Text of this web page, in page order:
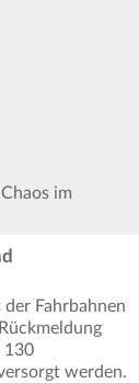
im
Fahrbahnen
130
werden.